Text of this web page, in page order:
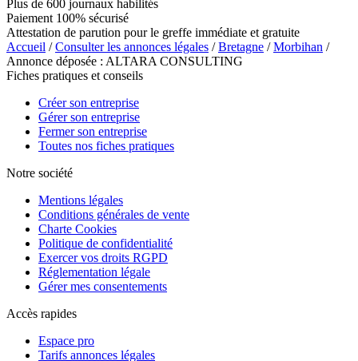
Plus de 600 journaux habilités
Paiement 100% sécurisé
Attestation de parution pour le greffe immédiate et gratuite
Accueil /Consulter les annonces légales /Bretagne /Morbihan /
Annonce déposée : ALTARA CONSULTING
Fiches pratiques et conseils
Créer son entreprise
Gérer son entreprise
Fermer son entreprise
Toutes nos fiches pratiques
Notre société
Mentions légales
Conditions générales de vente
Charte Cookies
Politique de confidentialité
Exercer vos droits RGPD
Réglementation légale
Gérer mes consentements
Accès rapides
Espace pro
Tarifs annonces légales